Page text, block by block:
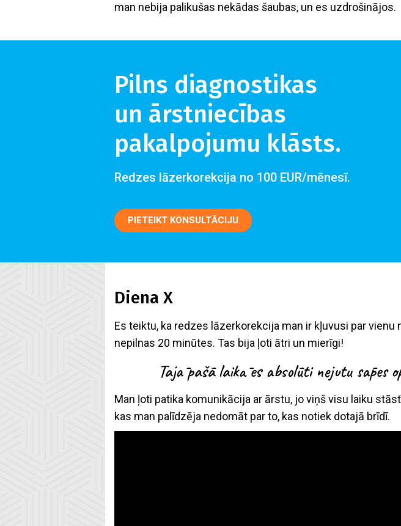
man nebija palikušas nekādas šaubas, un es uzdrošinājos.
Pilns diagnostikas
un ārstniecības
pakalpojumu klāsts.
Redzes lāzerkorekcija no 100 EUR/mēnesī.
PIETEIKT KONSULTĀCIJU
Diena X
Es teiktu, ka redzes lāzerkorekcija man ir kļuvusi par
nepilnas 20 minūtes. Tas bija ļoti ātri un mierīgi!
Tajā pašā laikā es absolūti nejutu sāpes
Man ļoti patika komunikācija ar ārstu, jo viņš visu laiku
kas man palīdzēja nedomāt par to, kas notiek dotajā brīdī.